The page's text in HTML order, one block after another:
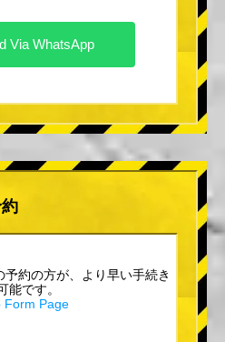
約の方が、より早い手続き
能です。
Form Page